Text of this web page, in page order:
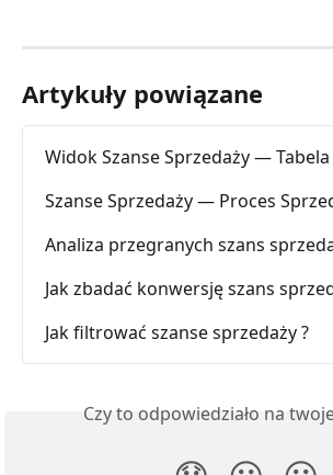
Artykuły powiązane
Widok Szanse Sprzedaży — Tabela
Szanse Sprzedaży — Proces
Analiza przegranych szans
Jak zbadać konwersję szans
Jak filtrować szanse sprzedaży ?
Czy to odpowiedziało na